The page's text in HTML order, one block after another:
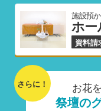
施設預
ホー
資料請
さらに！ お花
祭壇の